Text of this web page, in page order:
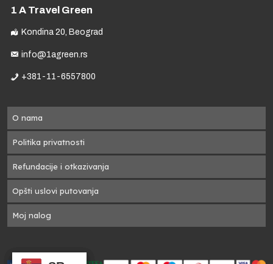
1 A Travel Green
Kondina 20, Beograd
info@1agreen.rs
+381-11-6557800
O nama
Politika privatnosti
Refundacije i otkazivanja
Opšti uslovi putovanja
Moj nalog